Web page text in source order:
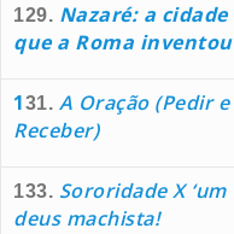
129. Nazaré: a cidade
que a Roma inventou
131. A Oração (Pedir e
Receber)
133. SororidadeX ‘um
deus machista!